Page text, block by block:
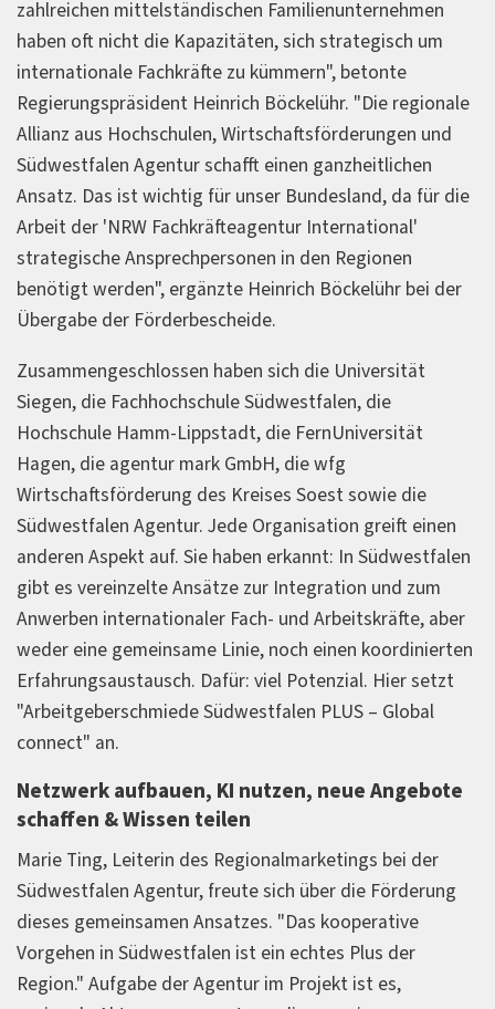
zahlreichen mittelständischen Familienunternehmen
haben oft nicht die Kapazitäten, sich strategisch um
internationale Fachkräfte zu kümmern", betonte
Regierungspräsident Heinrich Böckelühr. "Die regionale
Allianz aus Hochschulen, Wirtschaftsförderungen und
Südwestfalen Agentur schafft einen ganzheitlichen
Ansatz. Das ist wichtig für unser Bundesland, da für die
Arbeit der 'NRW Fachkräfteagentur International'
strategische Ansprechpersonen in den Regionen
benötigt werden", ergänzte Heinrich Böckelühr bei der
Übergabe der Förderbescheide.
Zusammengeschlossen haben sich die Universität
Siegen, die Fachhochschule Südwestfalen, die
Hochschule Hamm-Lippstadt, die FernUniversität
Hagen, die agentur mark GmbH, die wfg
Wirtschaftsförderung des Kreises Soest sowie die
Südwestfalen Agentur. Jede Organisation greift einen
anderen Aspekt auf. Sie haben erkannt: In Südwestfalen
gibt es vereinzelte Ansätze zur Integration und zum
Anwerben internationaler Fach- und Arbeitskräfte, aber
weder eine gemeinsame Linie, noch einen koordinierten
Erfahrungsaustausch. Dafür: viel Potenzial. Hier setzt
"Arbeitgeberschmiede Südwestfalen PLUS – Global
connect" an.
Netzwerk aufbauen, KI nutzen, neue Angebote
schaffen & Wissen teilen
Marie Ting, Leiterin des Regionalmarketings bei der
Südwestfalen Agentur, freute sich über die Förderung
dieses gemeinsamen Ansatzes. "Das kooperative
Vorgehen in Südwestfalen ist ein echtes Plus der
Region." Aufgabe der Agentur im Projekt ist es,